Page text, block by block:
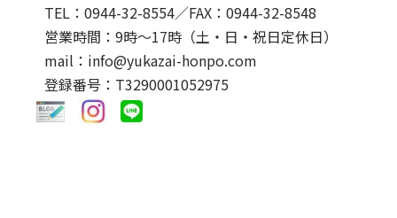
TEL：0944-32-8554／FAX：0944-32-8548
営業時間：9時～17時（土・日・祝日定休日）
mail：info@yukazai-honpo.com
登録番号：T3290001052975